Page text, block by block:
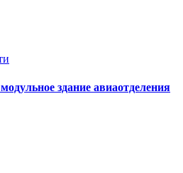
здание авиаотделения